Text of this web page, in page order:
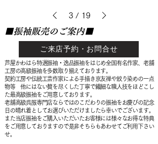
3 / 19
■振袖販売のご案内■
芦屋かわはら特選振袖・逸品振袖をはじめ全国有名作家、老舗
工房の高級振袖を多数取り揃えております。
契約工房や伝統工芸作家による手描き京友禅や絞り染めの一点
物等 他にはない贅を尽くした丁寧で繊細な職人技をほどこし
た最高級振袖をご用意しております。
老舗高級呉服専門店ならではのこだわりの振袖をお慶びの記念
日の晴れ着としてお選びいただけましたら幸いでございます。
また当店振袖をご購入いただいたお客様には様々なお得な特典
をご用意しておりますので是非そちらもあわせてご利用下さい
せ。
ご来店予約・お問合せ